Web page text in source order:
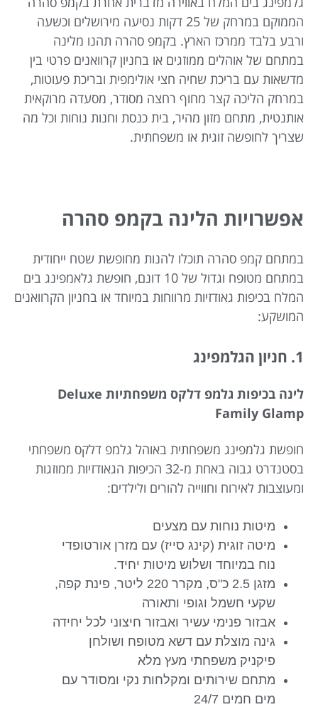
הממוקם במרחק של 25 דקות נסיעה מירושלים וכשעה
ורבע בלבד ממרכז הארץ. בקמפ סהרה תהנו מלינה
במתחם של אוהלים ממוזגים או בחניון קרוואנים פרטי בין
מדשאות עם בריכת שחיה חצי אולימפית ובריכת פעוטות,
במרחק הליכה קצר מחוף רחצה מסודר, מסעדה מרוקאית
אותנטית, מתחם מזון מהיר, בית כנסת וחנות נוחות וכל מה
שצריך לחופשה זוגית או משפחתית.
אפשרויות הלינה בקמפ סהרה
במתחם קמפ סהרה תוכלו להנות מחופשת שטח ייחודית
במתחם מטופח וגדול של 10 דונם, חופשת גלאמפינג בים
המלח בכיפות גאודזיות מרווחות במיוחד או בחניון הקרוואנים
המושקע:
1. חניון הגלמפינג
לינה בכיפות גלמפ דלקס משפחתיות Deluxe
Family Glamp
חופשת גלמפינג משפחתית באוהל גלמפ דלקס משפחתי
בסטנדרט גבוה באחת מ-32 הכיפות הגאודזיות ממוזגות
ומעוצבות לאירוח וחווייה להורים ולילדים:
מיטות נוחות עם מצעים
מיטה זוגית (קינג סייז) עם מזרן אורטופדי
נוח במיוחד ושלוש מיטות יחיד.
מזגן 2.5 כ"ס, מקרר 220 ליטר, פינת קפה,
שקעי חשמל וגופי ותאורה
אבזור פנימי עשיר ואבזור חיצוני לכל יחידה
גינה מוצלת עם דשא מטופח ושולחן
פיקניק משפחתי מעץ מלא
מתחם שירותים ומקלחות נקי ומסודר עם
מים חמים 24/7